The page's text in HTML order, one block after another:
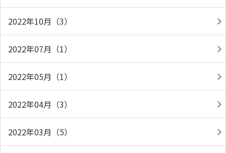
2022年10月（3）
2022年07月（1）
2022年05月（1）
2022年04月（3）
2022年03月（5）